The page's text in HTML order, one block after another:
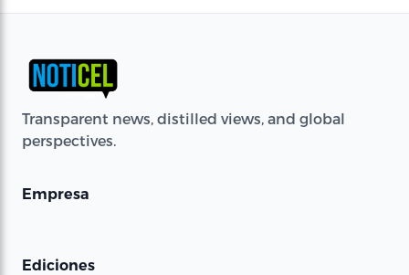
Transparent news, distilled views, and global
perspectives.
Empresa
Ediciones